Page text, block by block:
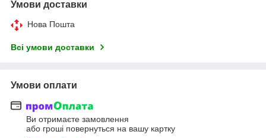
Умови доставки
Нова Пошта
Всі умови доставки
Умови оплати
Ви отримаєте замовлення
або гроші повернуться на вашу картку